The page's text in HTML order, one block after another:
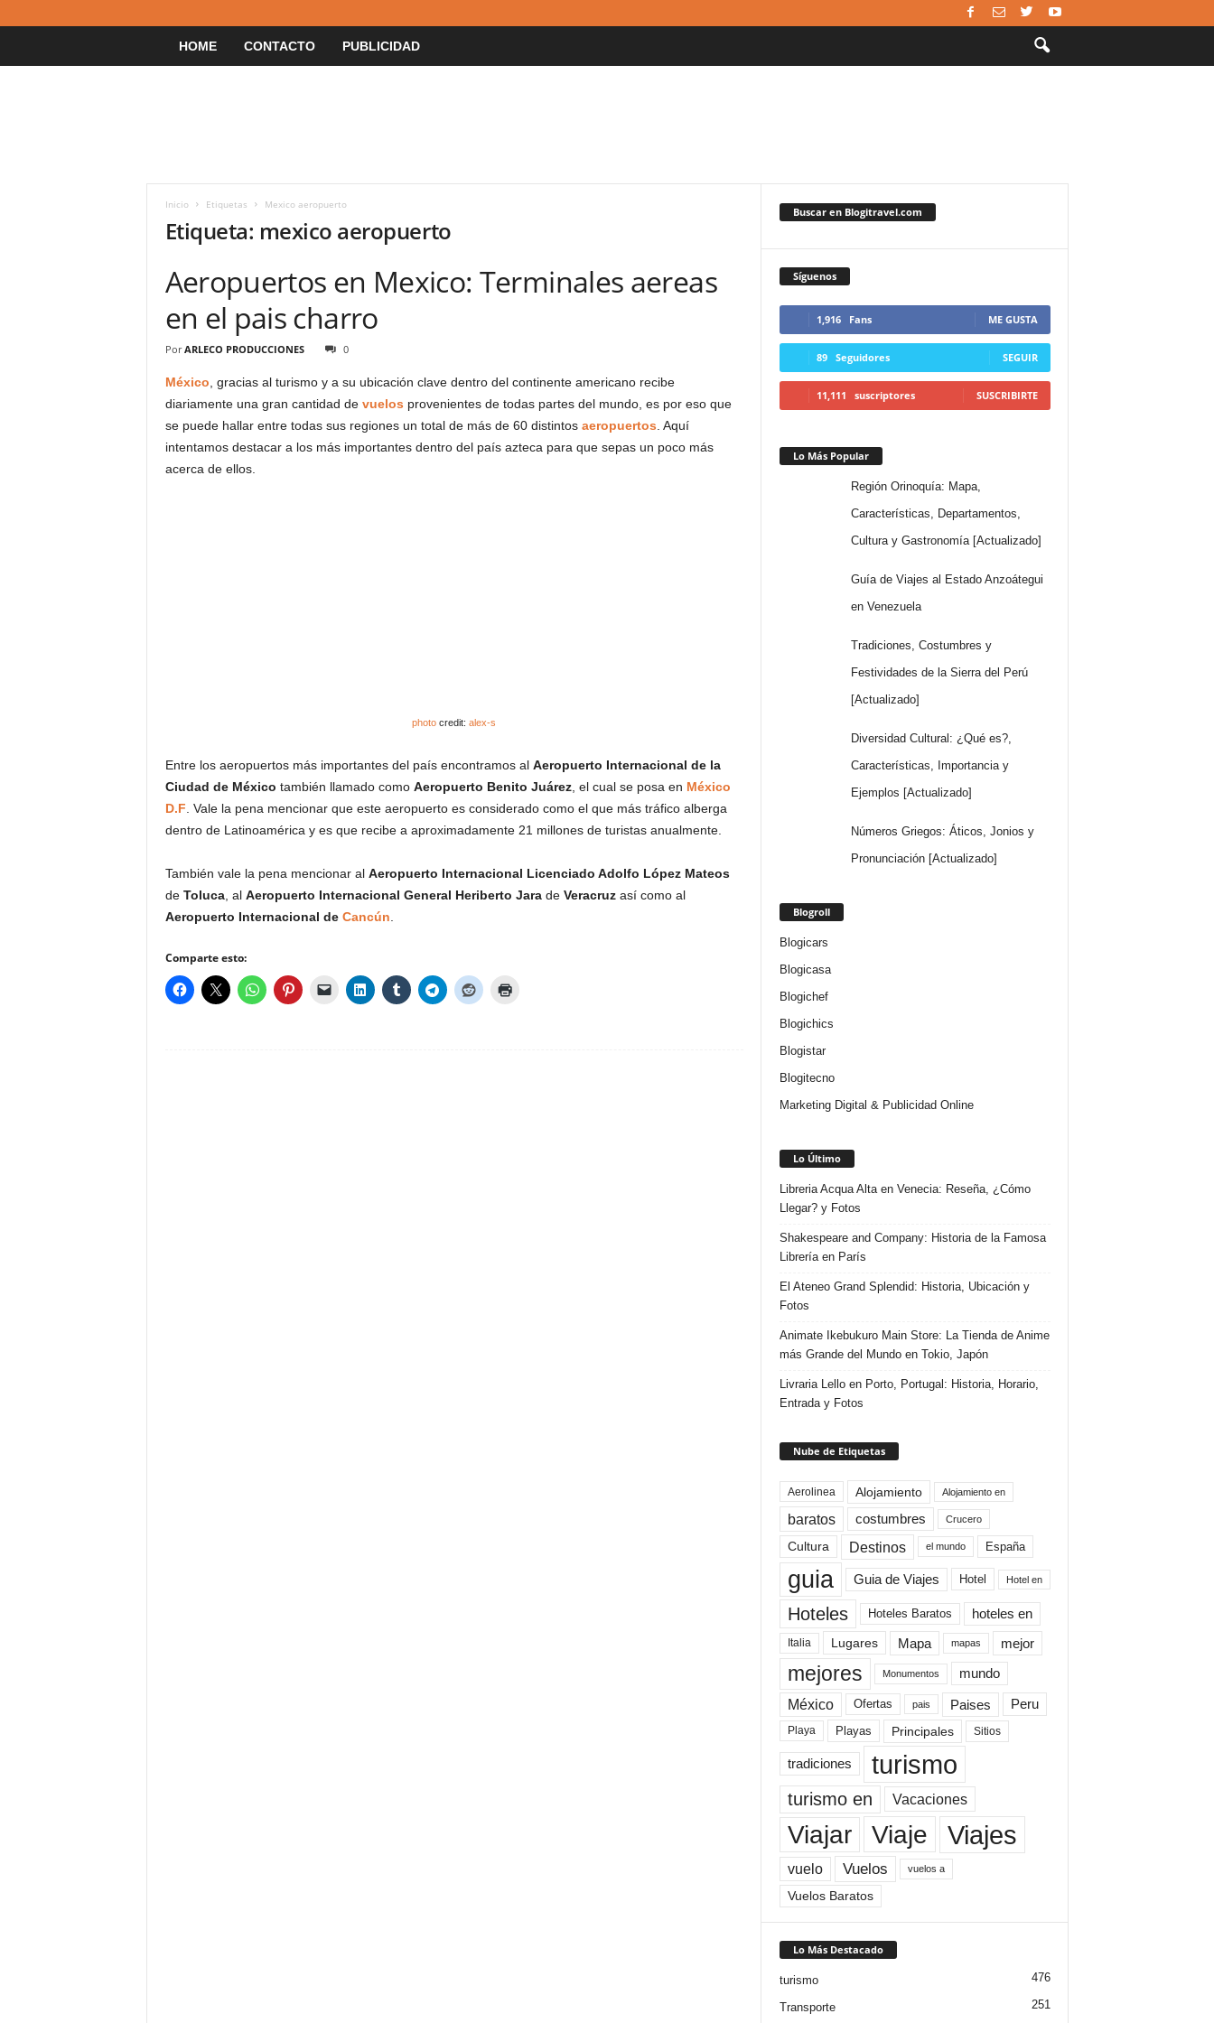
HOME CONTACTO PUBLICIDAD
Inicio Etiquetas Mexico aeropuerto
Etiqueta: mexico aeropuerto
Aeropuertos en Mexico: Terminales aereas
en el pais charro
Por ARLECO PRODUCCIONES 0
México , gracias al turismo y a su ubicación clave dentro del continente americano recibe
diariamente una gran cantidad de vuelos provenientes de todas partes del mundo, es por eso que
se puede hallar entre todas sus regiones un total de más de 60 distintos aeropuertos . Aquí
intentamos destacar a los más importantes dentro del país azteca para que sepas un poco más
acerca de ellos.
photo credit: alex-s
Entre los aeropuertos más importantes del país encontramos al Aeropuerto Internacional de la
Ciudad de México también llamado como Aeropuerto Benito Juárez, el cual se posa en México
D.F . Vale la pena mencionar que este aeropuerto es considerado como el que más tráfico alberga
dentro de Latinoamérica y es que recibe a aproximadamente 21 millones de turistas anualmente.
También vale la pena mencionar al Aeropuerto Internacional Licenciado Adolfo López Mateos
de Toluca, al Aeropuerto Internacional General Heriberto Jarade Veracruzasí como al
Aeropuerto Internacional de Cancún
Comparte esto:
Buscar en Blogitravel.com
Síguenos
1,916 Fans ME GUSTA
89 Seguidores SEGUIR
11,111 suscriptores SUSCRIBIRTE
Lo Más Popular
Región Orinoquía: Mapa,
Características, Departamentos,
Cultura y Gastronomía [Actualizado]
Guía de Viajes al Estado Anzoátegui
en Venezuela
Tradiciones, Costumbres y
Festividades de la Sierra del Perú
[Actualizado]
Diversidad Cultural: ¿Qué es?,
Características, Importancia y
Ejemplos [Actualizado]
Números Griegos: Áticos, Jonios y
Pronunciación [Actualizado]
Blogroll
Blogicars
Blogicasa
Blogichef
Blogichics
Blogistar
Blogitecno
Marketing Digital & Publicidad Online
Lo Último
Libreria Acqua Alta en Venecia: Reseña, ¿Cómo
Llegar? y Fotos
Shakespeare and Company: Historia de la Famosa
Librería en París
El Ateneo Grand Splendid: Historia, Ubicación y
Fotos
Animate Ikebukuro Main Store: La Tienda de Anime
más Grande del Mundo en Tokio, Japón
Livraria Lello en Porto, Portugal: Historia, Horario,
Entrada y Fotos
Nube de Etiquetas
Aerolinea Alojamiento Alojamiento en
baratos costumbres Crucero
Cultura Destinos el mundo España
guia Guia de Viajes Hotel Hotel en
Hoteles Hoteles Baratos hoteles en
Italia Lugares Mapa mapas mejor
mejores Monumentos mundo
México Ofertas pais Paises Peru
Playa Playas Principales Sitios
tradiciones turismo
turismo en Vacaciones
Viajar Viaje Viajes
vuelo Vuelos vuelos a
Vuelos Baratos
Lo Más Destacado
turismo 476
Transporte 251